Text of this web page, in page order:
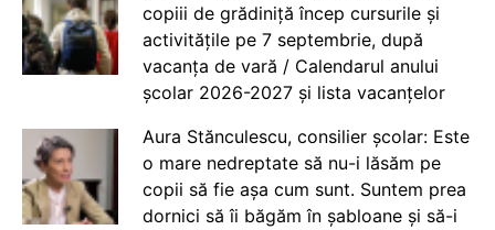
copiii de grădiniță încep cursurile și
activitățile pe 7 septembrie, după
vacanța de vară / Calendarul anului
școlar 2026-2027 și lista vacanțelor
Aura Stănculescu, consilier școlar: Este
o mare nedreptate să nu-i lăsăm pe
copii să fie așa cum sunt. Suntem prea
dornici să îi băgăm în șabloane și să-i